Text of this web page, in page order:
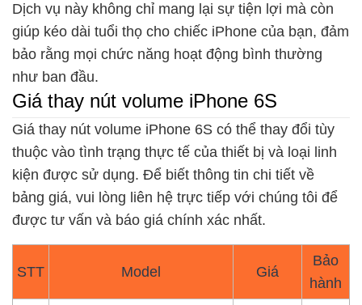
Dịch vụ này không chỉ mang lại sự tiện lợi mà còn
giúp kéo dài tuổi thọ cho chiếc iPhone của bạn, đảm
bảo rằng mọi chức năng hoạt động bình thường
như ban đầu.
Giá thay nút volume iPhone 6S
Giá thay nút volume iPhone 6S có thể thay đổi tùy
thuộc vào tình trạng thực tế của thiết bị và loại linh
kiện được sử dụng. Để biết thông tin chi tiết về
bảng giá, vui lòng liên hệ trực tiếp với chúng tôi để
được tư vấn và báo giá chính xác nhất.
STT Model Giá
Bảo
hành